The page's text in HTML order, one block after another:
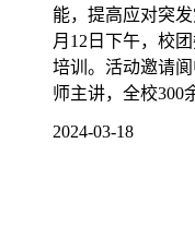
能，提高应对突
月12日下午，校
培训。活动邀请
师主讲，全校300
2024-03-18